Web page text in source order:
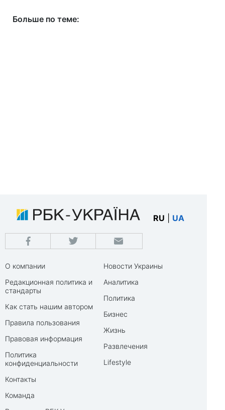
Больше по теме:
RU UA
О компании
Редакционная политика и
стандарты
Как стать нашим автором
Правила пользования
Правовая информация
Политика
конфиденциальности
Контакты
Команда
Новости Украины
Аналитика
Политика
Бизнес
Жизнь
Развлечения
Lifestyle